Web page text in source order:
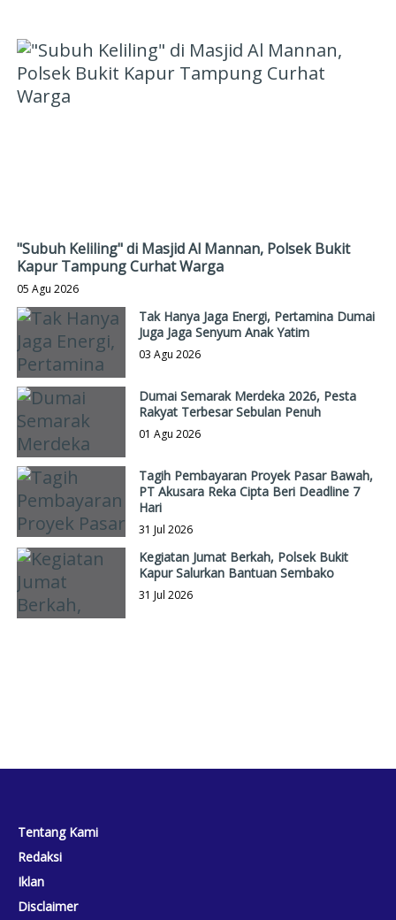
"Subuh Keliling" di Masjid Al Mannan, Polsek Bukit
Kapur Tampung Curhat Warga
05 Agu 2026
Tak Hanya Jaga Energi, Pertamina Dumai
Juga Jaga Senyum Anak Yatim
03 Agu 2026
Dumai Semarak Merdeka 2026, Pesta
Rakyat Terbesar Sebulan Penuh
01 Agu 2026
Tagih Pembayaran Proyek Pasar Bawah,
PT Akusara Reka Cipta Beri Deadline 7
Hari
31 Jul 2026
Kegiatan Jumat Berkah, Polsek Bukit
Kapur Salurkan Bantuan Sembako
31 Jul 2026
Tentang Kami
Redaksi
Iklan
Disclaimer